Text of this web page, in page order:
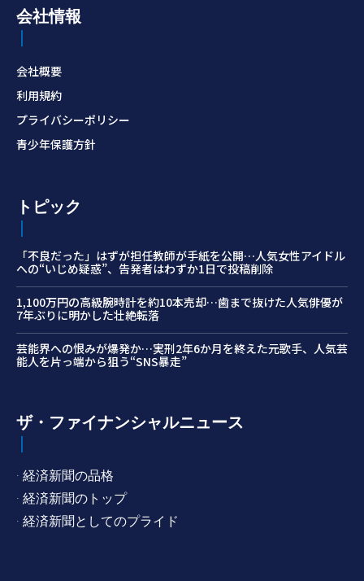
会社情報
会社概要
利用規約
プライバシーポリシー
青少年保護方針
トピック
「不良だった」はずが担任教師が手紙を公開…人気女性アイドル
への“いじめ疑惑”、告発者はわずか1日で投稿削除
1,100万円の高級腕時計を約10本売却…歯まで抜けた人気俳優が
7年ぶりに明かした壮絶転落
芸能界への恨みが爆発か…実刑2年6か月を終えた元歌手、人気芸
能人を片っ端から狙う“SNS暴走”
ザ・ファイナンシャルニュース
· 経済新聞の品格
· 経済新聞のトップ
· 経済新聞としてのプライド